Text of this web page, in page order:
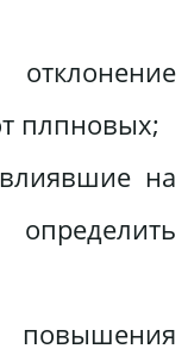
плпновых;
на